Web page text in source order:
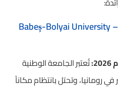
1. جامعة بابيش-بولياي (Babeș-Bolyai University –
تُعتبر الجامعة الوطنية
رومانيا، وتحتل بانتظام مكاناً